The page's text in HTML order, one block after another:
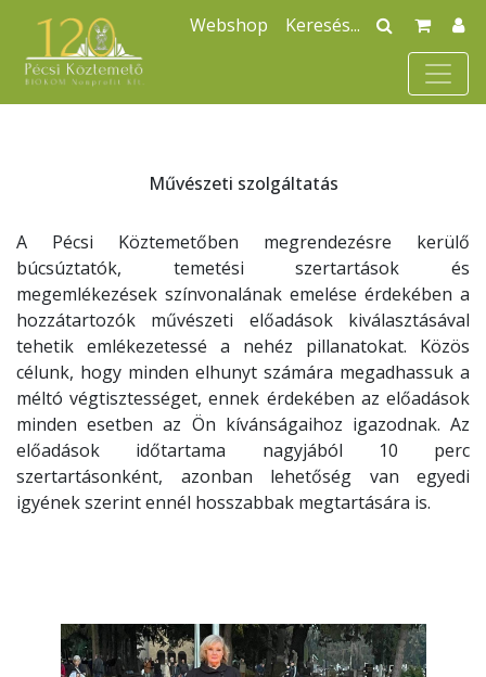
Webshop
Művészeti szolgáltatás
A Pécsi Köztemetőben megrendezésre kerülő
búcsúztatók, temetési szertartások és
megemlékezések színvonalának emelése érdekében a
hozzátartozók művészeti előadások kiválasztásával
tehetik emlékezetessé a nehéz pillanatokat. Közös
célunk, hogy minden elhunyt számára megadhassuk a
méltó végtisztességet, ennek érdekében az előadások
minden esetben az Ön kívánságaihoz igazodnak. Az
előadások időtartama nagyjából 10 perc
szertartásonként, azonban lehetőség van egyedi
igyének szerint ennél hosszabbak megtartására is.